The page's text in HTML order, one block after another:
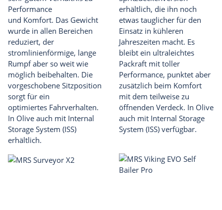
Performance
und Komfort. Das Gewicht
wurde in allen Bereichen
reduziert, der
stromlinienförmige, lange
Rumpf aber so weit wie
möglich beibehalten. Die
vorgeschobene Sitzposition
sorgt für ein
optimiertes Fahrverhalten.
In Olive auch mit Internal
Storage System (ISS)
erhältlich.
erhältlich, die ihn noch
etwas tauglicher für den
Einsatz in kühleren
Jahreszeiten macht. Es
bleibt ein ultraleichtes
Packraft mit toller
Performance, punktet aber
zusätzlich beim Komfort
mit dem teilweise zu
öffnenden Verdeck. In Olive
auch mit Internal Storage
System (ISS) verfügbar.